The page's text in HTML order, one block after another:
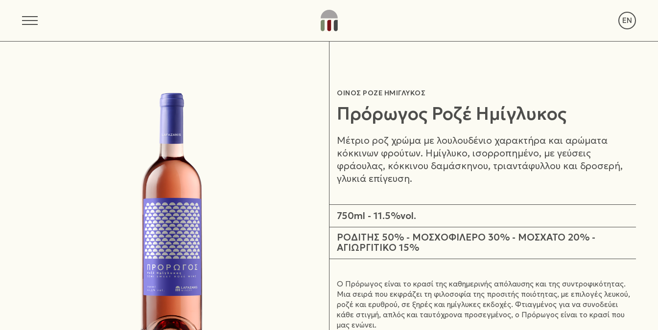
EN
ΟΙΝΟΣ ΡΟΖΕ ΗΜΙΓΛΥΚΟΣ
Πρόρωγος Ροζέ Ημίγλυκος
Μέτριο ροζ χρώμα με λουλουδένιο χαρακτήρα και αρώματα
κόκκινων φρούτων. Ημίγλυκο, ισορροπημένο, με γεύσεις
φράουλας, κόκκινου δαμάσκηνου, τριαντάφυλλου και δροσερή,
γλυκιά επίγευση.
750ml - 11.5%vol.
ΡΟΔΙΤΗΣ 50% - ΜΟΣΧΟΦΙΛΕΡΟ 30% - ΜΟΣΧΑΤΟ 20% -
ΑΓΙΩΡΓΙΤΙΚΟ 15%
Ο Πρόρωγος είναι το κρασί της καθημερινής απόλαυσης και της συντροφικότητας.
Μια σειρά που εκφράζει τη φιλοσοφία της προσιτής ποιότητας, με επιλογές λευκού,
ροζέ και ερυθρού, σε ξηρές και ημίγλυκες εκδοχές. Φτιαγμένος για να συνοδεύει
κάθε στιγμή, απλός και ταυτόχρονα προσεγμένος, ο Πρόρωγος είναι το κρασί που
μας ενώνει.